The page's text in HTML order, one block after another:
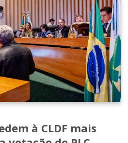
à CLDF mais